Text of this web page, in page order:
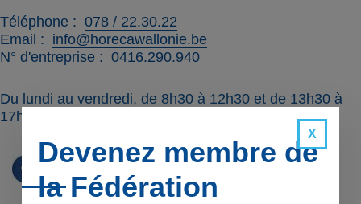
Téléphone
078 / 22.30.22
Email
info@horecawallonie.be
N° d'entreprise
0416.290.940
Du lundi au vendredi, de 8h30 à 12h30 et de 13h30 à
17h00
Devenez membre de
la Fédération